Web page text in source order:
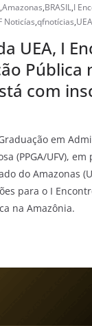
,Amazonas,BRASIL,I
Noticías,qfnotícias,UEA
UEA, I
Pública
com
em
(PPGA/UFV),
do Amazonas
para o I
na Amazônia.